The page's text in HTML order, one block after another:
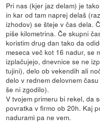
Pri nas (kjer jaz delam) je
in kar od tam naprej delaš
izhodov) se šteje v čas dela.
piše kilometrina. Če skupni
koristim drug dan tako da
meseca več kot 16 nadur, se
izplačujejo, dnevnice se ne
tujini), delo ob vekendih ali
delo v rednem delovnem
še ni zgodilo).
V tvojem primeru bi rekel, da
povratka v firmo ob 20h. Kaj
nadurami pa ne vem.